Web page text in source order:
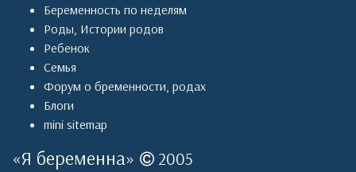
Беременность по неделям
Роды, Истории родов
Ребенок
Семья
Форум о бременности, родах
Блоги
mini sitemap
«Я беременна» 2005